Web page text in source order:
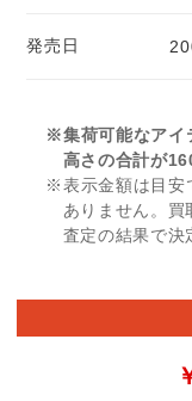
発売日
※集荷可能なアイ
高さの合計が
※表示金額は目安
ありません。買
査定の結果で決